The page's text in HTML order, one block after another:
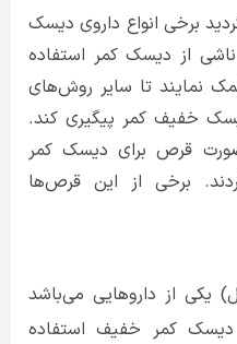
برخی انواع داروی دیسک
از دیسک کمر استفاده
نمایند تا سایر روش‌های
خفیف کمر پیگیری کند.
قرص برای دیسک کمر
برخی از این قرص‌ها
یکی از داروهایی می‌باشد
کمر خفیف استفاده